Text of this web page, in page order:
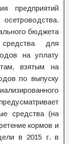
предприятий
бюджета
для
на уплату
взятым на
по выпуску
средства (на
кормов и
в 2015 г. в